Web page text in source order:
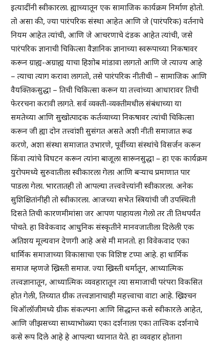
इत्यादींनी स्वीकारला. ह्याच्यातून एक सामाजिक कार्यक्रम निर्माण होतो.
तो असा की, ज्या पारंपरिक संस्था आहेत आणि जे (पारंपरिक) वर्तनाचे
नियम आहेत त्यांची, आणि जे आचरणाचे दंडक आहेत त्यांची, जसे
पारंपरिक ज्ञानाची चिकित्सा वैज्ञानिक ज्ञानाच्या स्वरूपाच्या निकषावर
करून ग्राह्य-अग्राह्य याचा हिशोब मांडावा लागतो आणि जे त्याज्य आहे
– त्याचा त्याग करावा लागतो, तसे पारंपरिक नीतीची – सामाजिक आणि
वैयक्तिकसुद्धा – तिची चिकित्सा करून या तत्त्वांच्या आधारावर तिची
फेररचना करावी लागते. सर्व व्यक्ती-व्यक्तीमधील संबंधाच्या या
समतेच्या आणि सुखोत्पादक कर्तव्याच्या निकषावर त्यांची चिकित्सा
करून जी ह्या दोन तत्त्वांशी सुसंगत असते अशी नीती समाजात रूढ
करणे, अशा संस्था समाजात उभारणे, पूर्वीच्या संस्थांचे विसर्जन करून
किंवा त्यांचे विघटन करून त्यांना बाजूला सारूनसुद्धा – हा एक कार्यक्रम
युरोपमध्ये सुरुवातीला स्वीकारला गेला आणि बऱ्याच प्रमाणात पार
पाडला गेला. भारतातही तो आपल्या तत्त्ववेत्त्यांनी स्वीकारला. अनेक
सुशिक्षितांनीही तो स्वीकारला. आजच्या सभेत स्त्रियांची जी उपस्थिती
दिसते तिची कारणमीमांसा जर आपण पाहायला गेलो तर ती तिथपर्यंत
पोचते. हा विवेकवाद आधुनिक संस्कृतीने मानवजातीला दिलेली एक
अतिशय मूल्यवान देणगी आहे असे मी मानतो. हा विवेकवाद एका
धार्मिक समाजाच्या विकासाचा एक विशिष्ट टप्पा आहे. हा धार्मिक
समाज म्हणजे ख्रिस्ती समाज. ज्या ख्रिस्ती धर्मातून, आध्यात्मिक
तत्त्वज्ञानातून, आध्यात्मिक व्यवहारातून त्या समाजाची परंपरा विकसित
होत गेली, तिच्यात ग्रीक तत्त्वज्ञानाचाही महत्त्वाचा वाटा आहे. ख्रिश्चन
थिऑलॉजीमध्ये ग्रीक संकल्पना आणि सिद्धान्त कसे स्वीकारले आहेत,
आणि जीझसच्या साध्याभोळ्या एका दर्शनाला एका तात्त्विक दर्शनाचे
कसे रूप दिले आहे हे आपल्या ध्यानात येते. हा व्यवहार होताना